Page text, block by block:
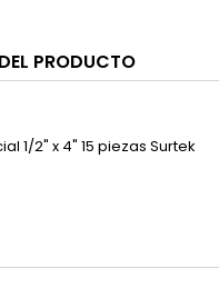
PRODUCTO
1/2" x 4" 15 piezas Surtek